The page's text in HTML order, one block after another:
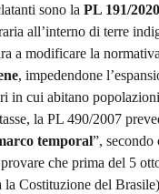
sono la PL 191/2020
all’interno di terre
a modificare la
, impedendone
in cui abitano
la PL 490/2007
temporal”,
che prima del 5
Costituzione del